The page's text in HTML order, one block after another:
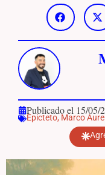
Publicado el 15/05/
Epicteto, Marco